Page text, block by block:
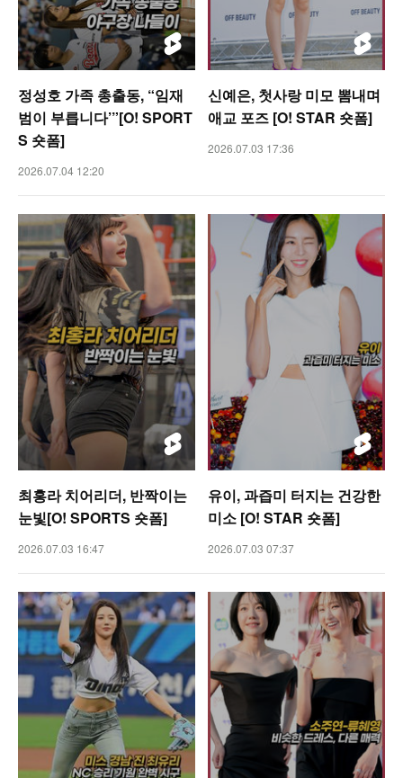
정성호 가족 총출동, “임재
범이 부릅니다’”[O! SPORT
S 숏폼]
2026.07.04 12:20
신예은, 첫사랑 미모 뽐내며
애교 포즈 [O! STAR 숏폼]
2026.07.03 17:36
최홍라 치어리더, 반짝이는
눈빛[O! SPORTS 숏폼]
2026.07.03 16:47
유이, 과즙미 터지는 건강한
미소 [O! STAR 숏폼]
2026.07.03 07:37